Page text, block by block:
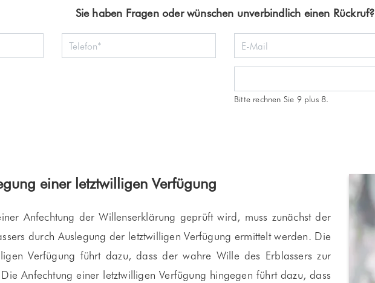
Sie haben Fragen oder wünschen unverbindlich einen Rückruf?
Bitte rechnen Sie 9 plus 8.
einer letztwilligen Verfügung
Anfechtung der Willenserklärung geprüft wird, muss zunächst der
durch Auslegung der letztwilligen Verfügung ermittelt werden. Die
Verfügung führt dazu, dass der wahre Wille des Erblassers zur
Anfechtung einer letztwilligen Verfügung hingegen führt dazu, dass